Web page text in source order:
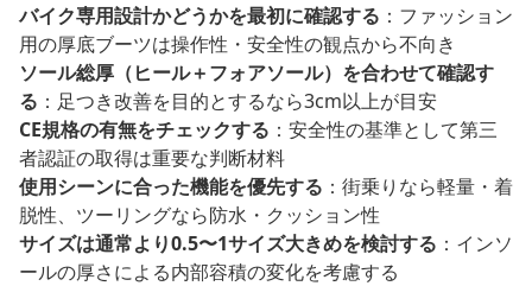
バイク専用設計かどうかを最初に確認する ：ファッション
用の厚底ブーツは操作性・安全性の観点から不向き
ソール総厚（ヒール＋フォアソール）を合わせて確認す
る ：足つき改善を目的とするなら3cm以上が目安
CE規格の有無をチェックする ：安全性の基準として第三
者認証の取得は重要な判断材料
使用シーンに合った機能を優先する ：街乗りなら軽量・着
脱性、ツーリングなら防水・クッション性
サイズは通常より0.5〜1サイズ大きめを検討する ：インソ
ールの厚さによる内部容積の変化を考慮する